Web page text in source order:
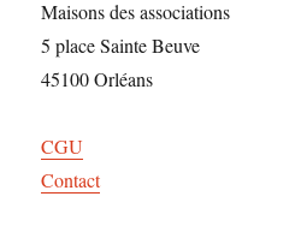
Maisons des associations
5 place Sainte Beuve
45100 Orléans
CGU
Contact